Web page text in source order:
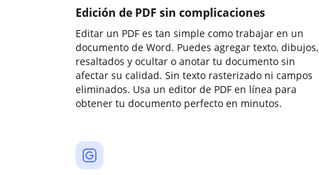
Edición de PDF sin complicaciones
Editar un PDF es tan simple como trabajar en un
documento de Word. Puedes agregar texto, dibujos,
resaltados y ocultar o anotar tu documento sin
afectar su calidad. Sin texto rasterizado ni campos
eliminados. Usa un editor de PDF en línea para
obtener tu documento perfecto en minutos.